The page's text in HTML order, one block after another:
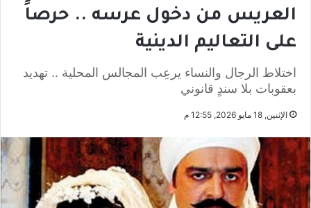
العريس من دخول عرسه .. حرصاً
على التعاليم الدينية
اختلاط الرجال والنساء يرعِب المجالس المحلية .. تهديد
بعقوبات بلا سندٍ قانوني
الإثنين, 18 مايو 2026, 12:55 م